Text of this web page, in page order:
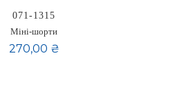
071-1315
Міні-шорти
270,00 ₴